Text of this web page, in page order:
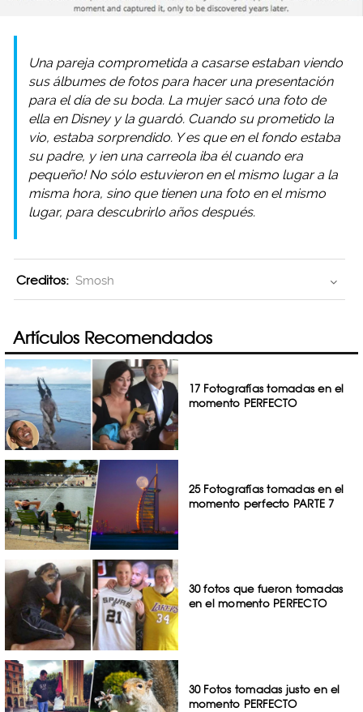
Una pareja comprometida a casarse estaban viendo
sus álbumes de fotos para hacer una presentación
para el día de su boda. La mujer sacó una foto de
ella en Disney y la guardó. Cuando su prometido la
vio, estaba sorprendido. Y es que en el fondo estaba
su padre, y ¡en una carreola iba él cuando era
pequeño! No sólo estuvieron en el mismo lugar a la
misma hora, sino que tienen una foto en el mismo
lugar, para descubrirlo años después.
Creditos: Smosh
Artículos Recomendados
17 Fotografías tomadas en el
momento PERFECTO
25 Fotografías tomadas en el
momento perfecto PARTE 7
30 fotos que fueron tomadas
en el momento PERFECTO
30 Fotos tomadas justo en el
momento PERFECTO